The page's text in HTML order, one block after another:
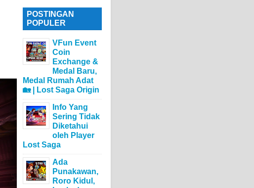
POSTINGAN
POPULER
VFun Event
Coin
Exchange &
Medal Baru,
Medal Rumah Adat
🏡 | Lost Saga Origin
Info Yang
Sering Tidak
Diketahui
oleh Player
Lost Saga
Ada
Punakawan,
Roro Kidul,